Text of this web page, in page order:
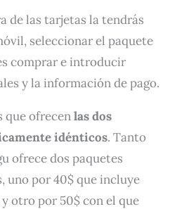
de las tarjetas la tendrás
seleccionar el paquete
comprar e introducir
y la información de pago.
que ofrecenlas dos
idénticos. Tanto
ofrece dos paquetes
uno por 40$ que incluye
otro por 50$ con el que